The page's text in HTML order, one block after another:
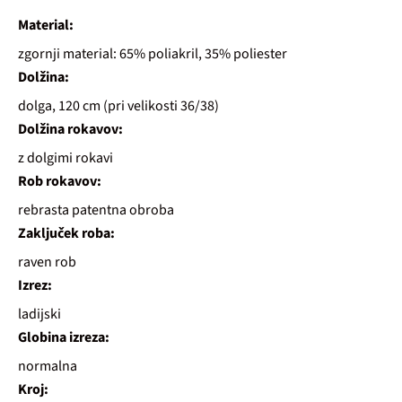
Material:
zgornji material: 65% poliakril, 35% poliester
Dolžina:
dolga, 120 cm (pri velikosti 36/38)
Dolžina rokavov:
z dolgimi rokavi
Rob rokavov:
rebrasta patentna obroba
Zaključek roba:
raven rob
Izrez:
ladijski
Globina izreza:
normalna
Kroj: